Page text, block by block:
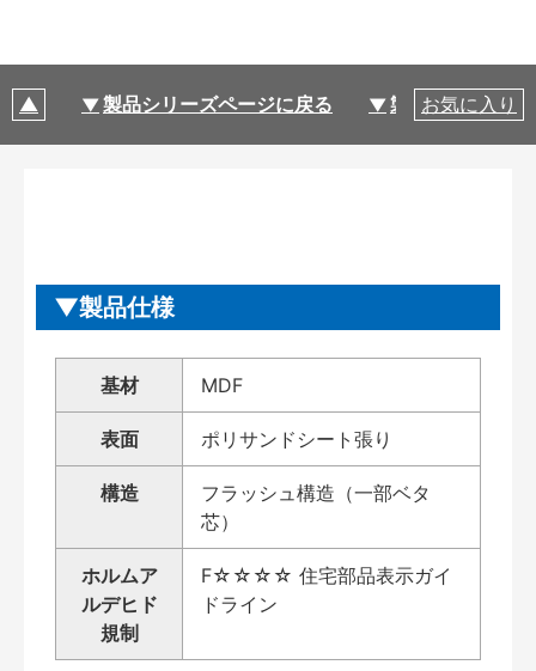
製品シリーズページに戻る 製品仕様
お気に入り
製品仕様
基材 MDF
表面 ポリサンドシート張り
構造
フラッシュ構造（一部ベタ
芯）
ホルムア
ルデヒド
規制
F☆☆☆☆ 住宅部品表示ガイ
ドライン